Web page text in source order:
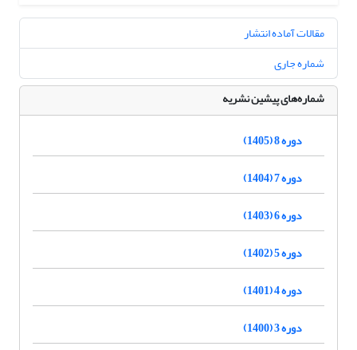
مقالات آماده انتشار
شماره جاری
شماره‌های پیشین نشریه
دوره 8 (1405)
دوره 7 (1404)
دوره 6 (1403)
دوره 5 (1402)
دوره 4 (1401)
دوره 3 (1400)